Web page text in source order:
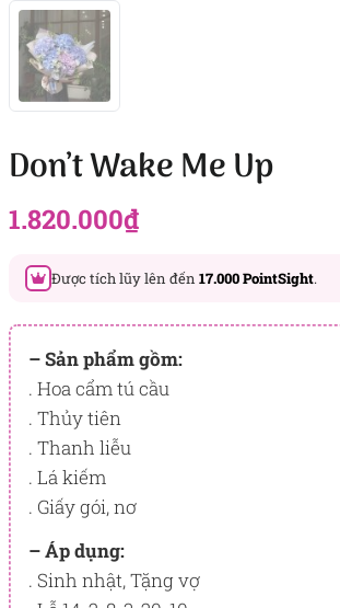
Don’t Wake Me Up
1.820.000₫
Được tích lũy lên đến 17.000 PointSight.
Đây là số PointSight ước tính bạn sẽ được
sản phẩm hôm nay, tương ứng với quyền lợi
BẠCH KIM
PointSight có giá trị dùng để trừ trực tiếp
đổi quà tặng ưu đãi tại Flowersight.
Đăng nhậphoặc
chính xác nhất dành cho bạn.
– Sản phẩm gồm:
. Hoa cẩm tú cầu
. Thủy tiên
. Thanh liễu
. Lá kiếm
. Giấy gói, nơ
– Áp dụng:
. Sinh nhật, Tặng vợ